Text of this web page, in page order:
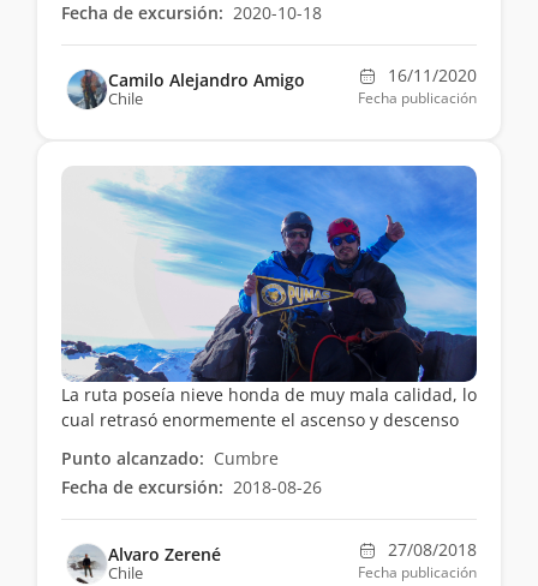
Fecha de excursión: 2020-10-18
Camilo Alejandro Amigo
Chile
16/11/2020
Fecha publicación
La ruta poseía nieve honda de muy mala calidad, lo
cual retrasó enormemente el ascenso y descenso
Punto alcanzado: Cumbre
Fecha de excursión: 2018-08-26
Alvaro Zerené
Chile
27/08/2018
Fecha publicación